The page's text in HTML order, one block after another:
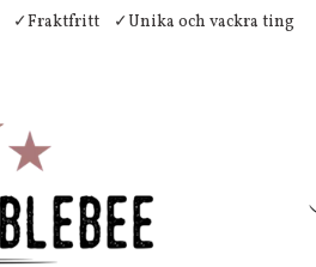
✓Fraktfritt ✓Unika och vackra ting